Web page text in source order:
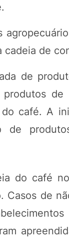
de
de
de
café. A
de
do café
Casos de